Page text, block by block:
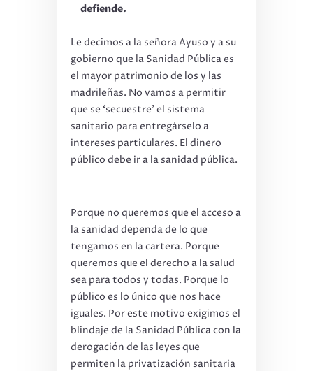
defiende.
Le decimos a la señora Ayuso y a su
gobierno que la Sanidad Pública es
el mayor patrimonio de los y las
madrileñas. No vamos a permitir
que se ‘secuestre’ el sistema
sanitario para entregárselo a
intereses particulares. El dinero
público debe ir a la sanidad pública.
Porque no queremos que el acceso a
la sanidad dependa de lo que
tengamos en la cartera. Porque
queremos que el derecho a la salud
sea para todos y todas. Porque lo
público es lo único que nos hace
iguales. Por este motivo exigimos el
blindaje de la Sanidad Pública con la
derogación de las leyes que
permiten la privatización sanitaria